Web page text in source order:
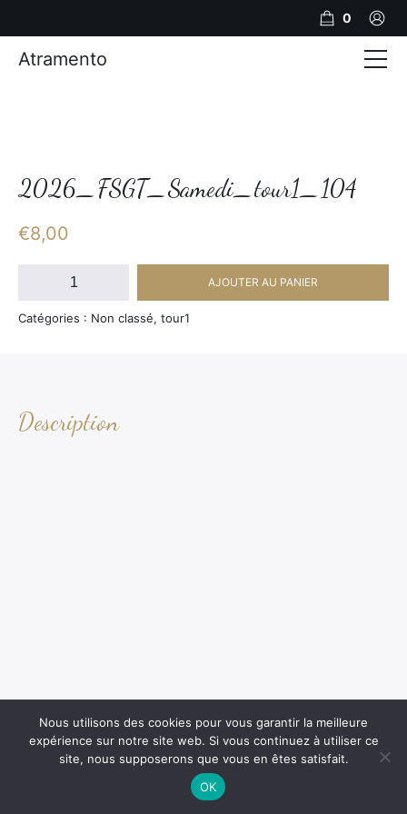
2026_FSGT_Samedi_tour1_104
€8,00
quantité
2026_FSGT_Samedi_tour1_104
AJOUTER AU PANIER
Catégories : Non classé, tour1
Description
0
Atramento
Photos
Nous utilisons des cookies pour vous garantir la meilleure
expérience sur notre site web. Si vous continuez à utiliser ce
site, nous supposerons que vous en êtes satisfait.
OK